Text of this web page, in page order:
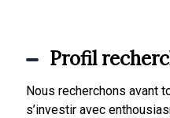
Profil
Nous recherchons avant
s’investir avec